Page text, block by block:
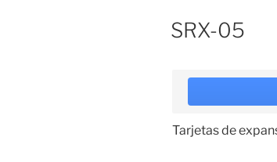
SRX-05
Tarjetas de